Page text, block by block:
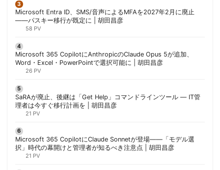
Microsoft Entra ID、SMS/音声によるMFAを2027年2月に廃止
——パスキー移行が既定に | 胡田昌彦
58 PV
Microsoft 365 CopilotにAnthropicのClaude Opus 5が追加、
Word・Excel・PowerPointで選択可能に | 胡田昌彦
26 PV
SaRAが廃止、後継は「Get Help」コマンドラインツール — IT管
理者は今すぐ移行計画を | 胡田昌彦
21 PV
Microsoft 365 CopilotにClaude Sonnetが登場——「モデル選
択」時代の幕開けと管理者が知るべき注意点 | 胡田昌彦
21 PV